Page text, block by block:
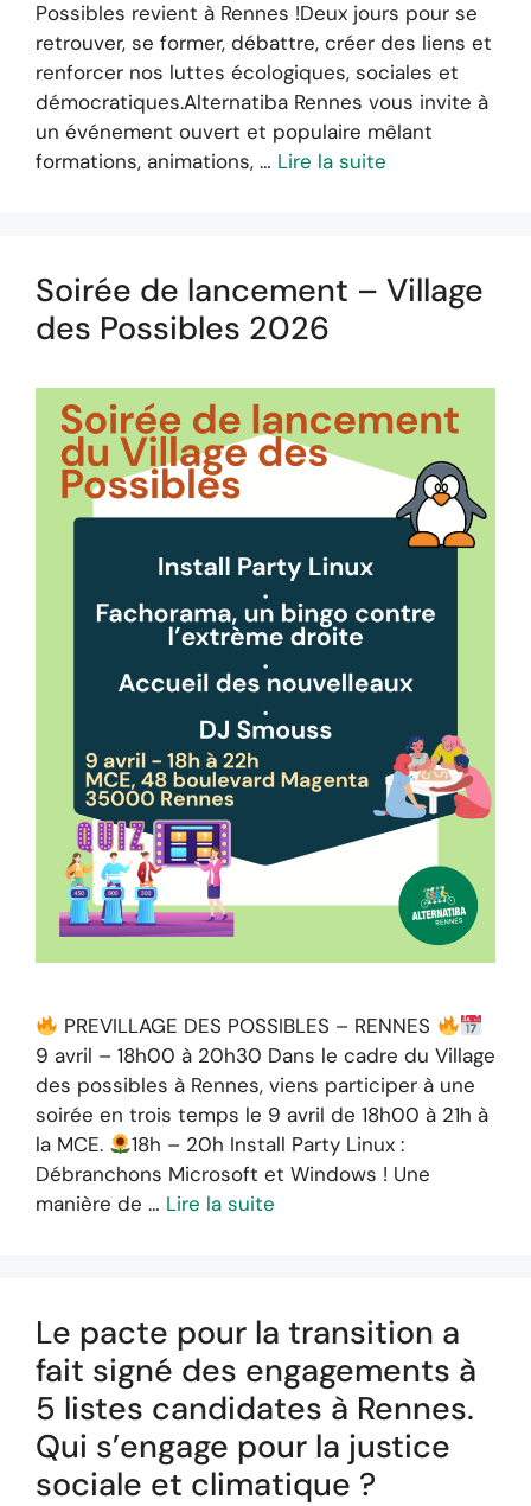
Possibles revient à Rennes !Deux jours pour se
retrouver, se former, débattre, créer des liens et
renforcer nos luttes écologiques, sociales et
démocratiques.Alternatiba Rennes vous invite à
un événement ouvert et populaire mêlant
formations, animations, … Lire la suite
Soirée de lancement – Village
des Possibles 2026
PREVILLAGE DES POSSIBLES – RENNES
9 avril – 18h00 à 20h30 Dans le cadre du Village
des possibles à Rennes, viens participer à une
soirée en trois temps le 9 avril de 18h00 à 21h à
la MCE.
18h – 20h Install Party Linux :
Débranchons Microsoft et Windows ! Une
manière de … Lire la suite
Le pacte pour la transition a
fait signé des engagements à
5 listes candidates à Rennes.
Qui s’engage pour la justice
sociale et climatique ?